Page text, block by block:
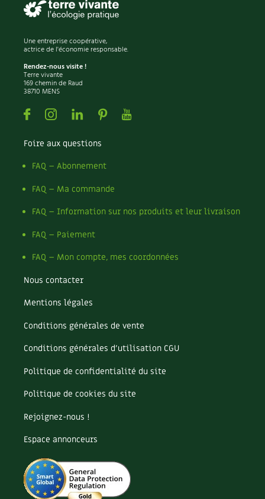
Pesticides
Petits pois
Piment
Pissenlit
Pizza
Plantes
Plantes d'extérieur
Plantes d'intérieur
Plantes médicinales
Plantes sauvages
Plants
Plastique
Poireau
Pollinisation
Pollution
Pomme
Potager
Potager en lasagnes
Poules
Prairie fleurie
Purin
Recette
Récup'
Réparation
Reproduction
Restauration
Rocaille
Ronce (ou mûre de jardin)
Roquette
Une entreprise coopérative,
actrice de l'économie responsable.
Rendez-nous visite !
Terre vivante
169 chemin de Raud
38710 MENS
FacebookInstagramLinkedin
PinterestYoutube
Foire aux questions
FAQ – Abonnement
FAQ – Ma commande
FAQ – Information sur nos produits et leur livraison
FAQ – Paiement
FAQ – Mon compte, mes coordonnées
Nous contacter
Mentions légales
Conditions générales de vente
Conditions générales d’utilisation CGU
Politique de confidentialité du site
Politique de cookies du site
Rejoignez-nous !
Espace annonceurs